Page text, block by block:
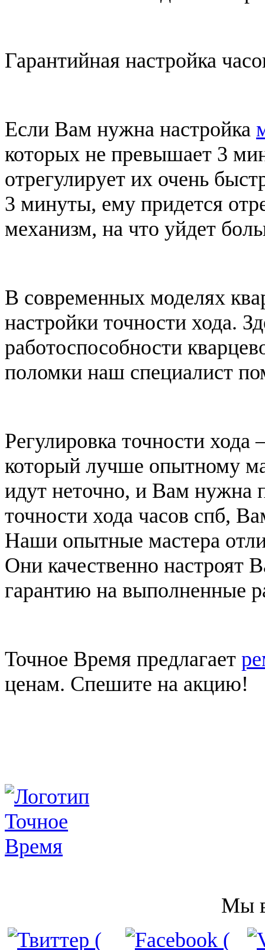
Гарантийная настройка
Если Вам нужна настройка
которых не превышает 3
отрегулирует их очень
3 минуты, ему придется
механизм, на что уйдет
В современных моделях
настройки точности хода.
работоспособности
поломки наш специалист
Регулировка точности
который лучше опытному
идут неточно, и Вам нужна
точности хода часов спб,
Наши опытные мастера
Они качественно настроят
гарантию на выполненные
Точное Время предлагает
ценам. Спешите на акцию!
Мы